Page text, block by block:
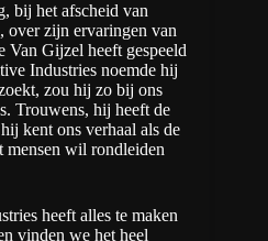
bij het afscheid van
over zijn ervaringen van
Van Gijzel heeft gespeeld
Industries noemde hij
zou hij zo bij ons
Trouwens, hij heeft de
kent ons verhaal als de
mensen wil rondleiden
heeft alles te maken
vinden we het heel